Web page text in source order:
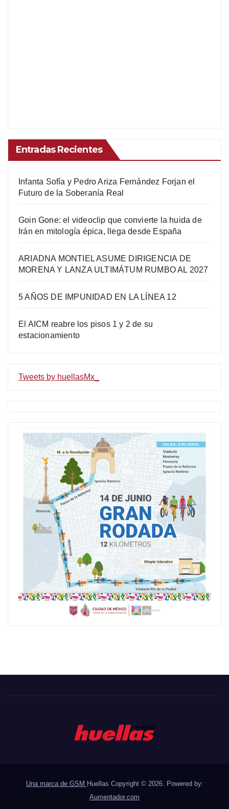
Entradas Recientes
Infanta Sofía y Pedro Ariza Fernández Forjan el
Futuro de la Soberanía Real
Goin Gone: el videoclip que convierte la huida de
Irán en mitología épica, llega desde España
ARIADNA MONTIEL ASUME DIRIGENCIA DE
MORENA Y LANZA ULTIMÁTUM RUMBO AL 2027
5 AÑOS DE IMPUNIDAD EN LA LÍNEA 12
El AICM reabre los pisos 1 y 2 de su
estacionamiento
Tweets by huellasMx_
Una marca de GSM Huellas Copyright © 2026. Powered by:
Aumentador.com